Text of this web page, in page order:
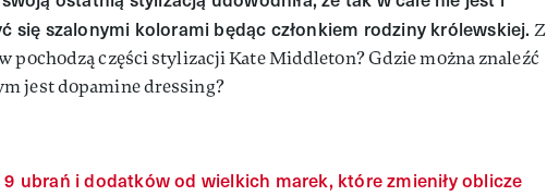
się szalonymi kolorami będąc członkiem rodziny królewskiej. Z
pochodzą części stylizacji Kate Middleton? Gdzie można znaleźć
jest dopamine dressing?
9 ubrań i dodatków od wielkich marek, które zmieniły oblicze